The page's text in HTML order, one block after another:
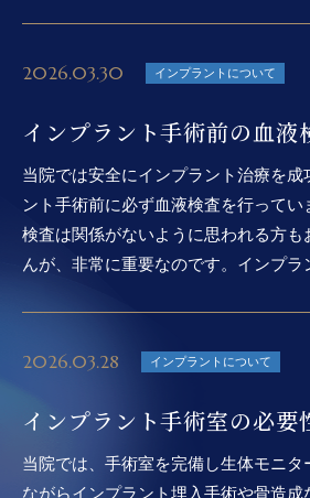
2026.03.30 インプラントについて
インプラント手術前の血液
当院では安全にインプラント治療を成
ント手術前に必ず血液検査を行って
検査は関係がないように思われる方
んが、非常に重要なのです。インプラ
2026.03.28 インプラントについて
インプラント手術室の必要
当院では、手術室を完備し生体モニタ
ながらインプラント埋入手術や骨造成